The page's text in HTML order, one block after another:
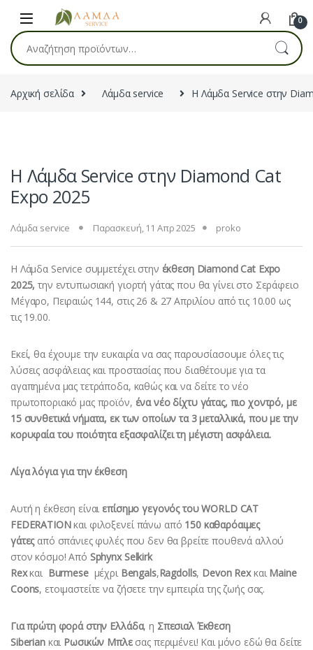
Skip to navigation
Skip to content
0
Αναζήτηση για:
Αρχική σελίδα Λάμδα service Η Λάμδα Service στην
Η Λάμδα Service στην Diamond Cat
Expo 2025
Λάμδα service Παρασκευή, 11 Απρ 2025 proko
Η Λάμδα Service συμμετέχει στην έκθεση Diamond Cat Expo
2025, την εντυπωσιακή γιορτή γάτας που θα γίνει στο Σεράφειο
Μέγαρο, Πειραιώς 144, στις 26 & 27 Απριλίου από τις 10.00 ως
τις 19.00.
Εκεί, θα έχουμε την ευκαιρία να σας παρουσίασουμε όλες τις
λύσεις ασφάλειας και προστασίας που διαθέτουμε για τα
αγαπημένα μας τετράποδα, καθώς και να δείτε το νέο
πρωτοποριακό μας προϊόν, ένα νέο δίχτυ γάτας, πιο χοντρό, με
15 συνθετικά νήματα, εκ των οποίων τα 3 μεταλλικά, που με την
κορυφαία του ποιότητα εξασφαλίζει τη μέγιστη ασφάλεια.
Λίγα λόγια για την έκθεση
Αυτή η έκθεση είναι επίσημο γεγονός του WORLD CAT
FEDERATIONκαι φιλοξενεί πάνω από 150 καθαρόαιμες
γάτεςαπό σπάνιες φυλές που δεν θα βρείτε πουθενά αλλού
στον κόσμο! Από Sphynx Selkirk
Rexκαι Burmese μέχρι Bengals,Ragdolls, Devon Rexκαι Maine
Coons, ετοιμαστείτε να ζήσετε την εμπειρία της ζωής σας.
Για πρώτη φορά στην Ελλάδα, η Σπεσιαλ Έκθεση
Siberianκαι Ρωσικών Μπλεσας περιμένει! Και μόνο εδώ θα δείτε